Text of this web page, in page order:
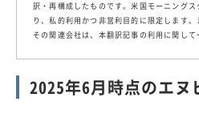
訳・再構成したものです。米国モーニング
り、私的利用かつ非営利目的に限定します
その関連会社は、本翻訳記事の利用に関して
2025年6月時点のエ